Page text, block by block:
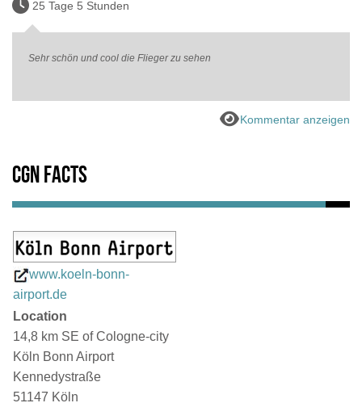
25 Tage 5 Stunden
Sehr schön und cool die Flieger zu sehen
Kommentar anzeigen
CGN Facts
www.koeln-bonn-
airport.de
Location
14,8 km SE of Cologne-city
Köln Bonn Airport
Kennedystraße
51147 Köln